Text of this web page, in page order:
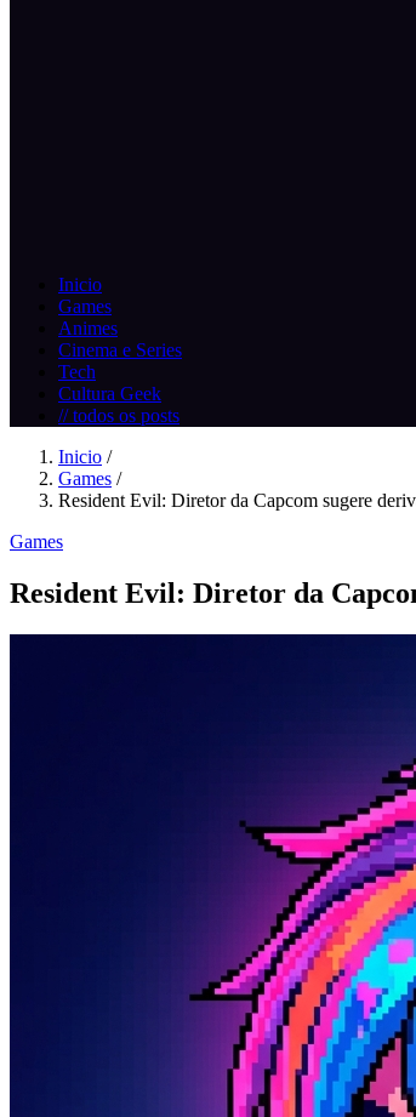
Inicio
Games
Animes
Cinema e Series
Tech
Cultura Geek
// todos os posts
Inicio /
Games /
Resident Evil: Diretor da Capcom sugere
Games
Resident Evil: Diretor da